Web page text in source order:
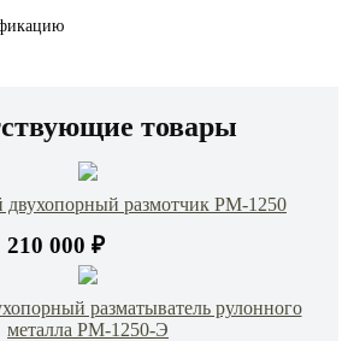
товары
двухопорный размотчик РМ-1250
210 000 ₽
разматыватель рулонного
металла РМ-1250-Э